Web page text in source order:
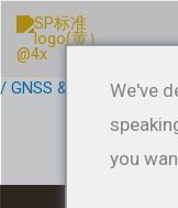
Zum
Inhalt
/ GNSS & RTK Basics/
We've
you